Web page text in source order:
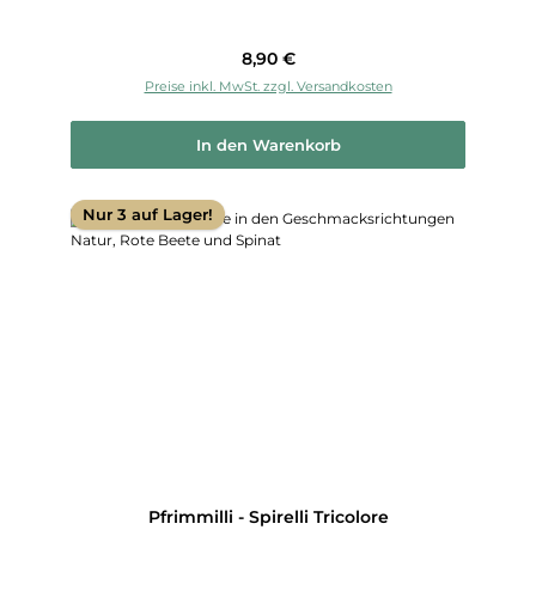
Regulärer Preis:
8,90 €
Preise inkl. MwSt. zzgl. Versandkosten
In den Warenkorb
Nur 3 auf Lager!
Pfrimmilli - Spirelli Tricolore